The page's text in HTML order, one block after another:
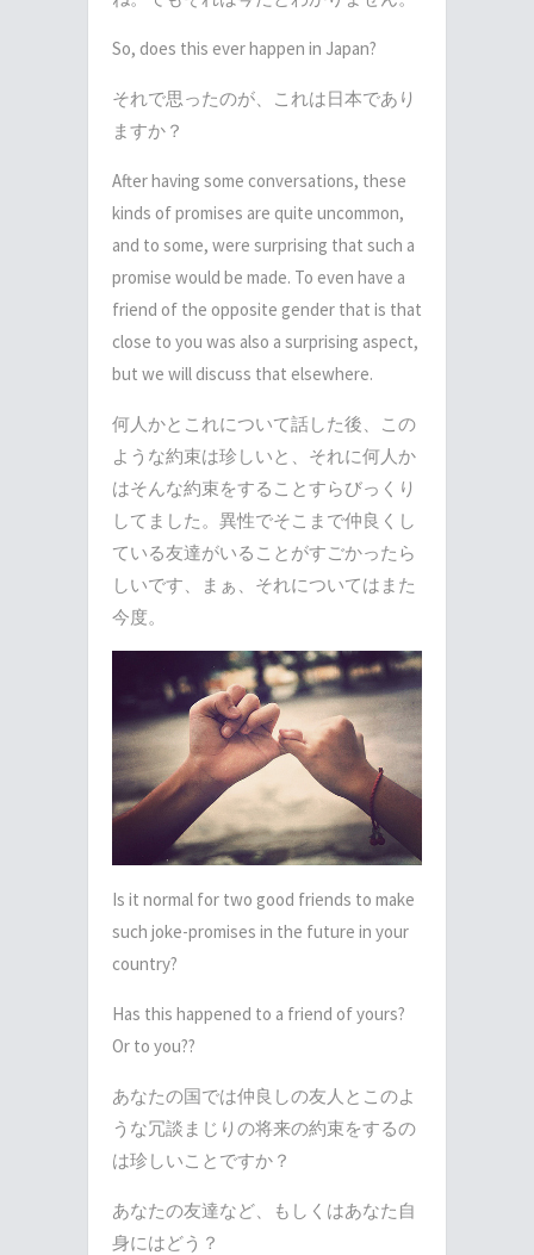
So, does this ever happen in Japan?
それで思ったのが、これは日本であり
ますか？
After having some conversations, these
kinds of promises are quite uncommon,
and to some, were surprising that such a
promise would be made. To even have a
friend of the opposite gender that is that
close to you was also a surprising aspect,
but we will discuss that elsewhere.
何人かとこれについて話した後、この
ような約束は珍しいと、それに何人か
はそんな約束をすることすらびっくり
してました。異性でそこまで仲良くし
ている友達がいることがすごかったら
しいです、まぁ、それについてはまた
今度。
Is it normal for two good friends to make
such joke-promises in the future in your
country?
Has this happened to a friend of yours?
Or to you??
あなたの国では仲良しの友人とこのよ
うな冗談まじりの将来の約束をするの
は珍しいことですか？
あなたの友達など、もしくはあなた自
身にはどう？